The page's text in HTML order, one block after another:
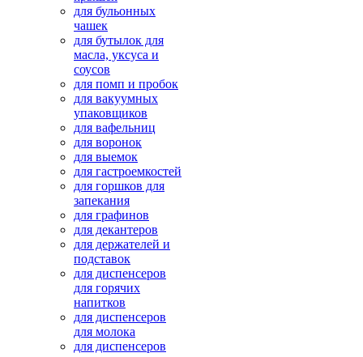
для бульонных
чашек
для бутылок для
масла, уксуса и
соусов
для помп и пробок
для вакуумных
упаковщиков
для вафельниц
для воронок
для выемок
для гастроемкостей
для горшков для
запекания
для графинов
для декантеров
для держателей и
подставок
для диспенсеров
для горячих
напитков
для диспенсеров
для молока
для диспенсеров